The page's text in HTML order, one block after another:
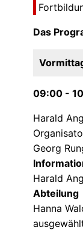
Das
09:00 -
Harald
Georg
Harald
Abteilung
Hanna